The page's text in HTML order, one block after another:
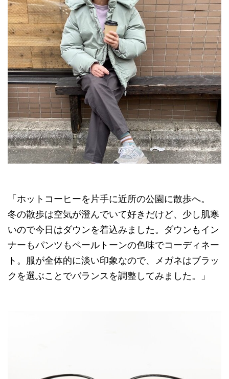
「ホットコーヒーを片手に近所の公園に散歩へ。
冬の散歩は空気が澄んでいて好きだけど、少し肌寒
いので今日はダウンを着込みました。ダウンもイン
ナーもパンツもペールトーンの色味でコーディネー
ト。服が全体的に淡い印象なので、メガネはブラッ
クを選ぶことでバランスを調整してみました。」